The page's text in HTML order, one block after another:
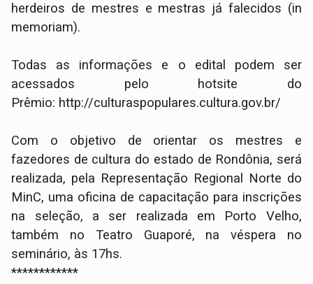
herdeiros de mestres e mestras já falecidos (in
memoriam).
Todas as informações e o edital podem ser
acessados pelo hotsite do
Prêmio: http://culturaspopulares.cultura.gov.br/
Com o objetivo de orientar os mestres e
fazedores de cultura do estado de Rondônia, será
realizada, pela Representação Regional Norte do
MinC, uma oficina de capacitação para inscrições
na seleção, a ser realizada em Porto Velho,
também no Teatro Guaporé, na véspera no
seminário, às 17hs.
************